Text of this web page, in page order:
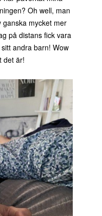
Oh well, man
mycket mer
på distans fick vara
andra barn! Wow
det är!